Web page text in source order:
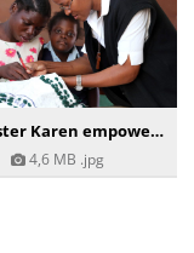
Schwester Karen empowert Frauen und Kinder in Sambia
4,6 MB .jpg